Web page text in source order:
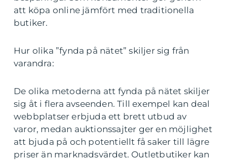
att köpa online jämfört med traditionella
butiker.
Hur olika ”fynda på nätet” skiljer sig från
varandra:
De olika metoderna att fynda på nätet skiljer
sig åt i flera avseenden. Till exempel kan deal
webbplatser erbjuda ett brett utbud av
varor, medan auktionssajter ger en möjlighet
att bjuda på och potentiellt få saker till lägre
priser än marknadsvärdet. Outletbutiker kan